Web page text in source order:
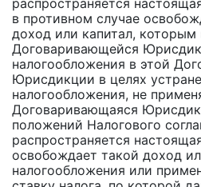
распространяется
в противном случае
доход или капитал, которым
Договаривающейся
налогообложения в этой
Юрисдикции в целях
налогообложения, не
Договаривающаяся
положений Налогового
распространяется
освобождает такой доход
налогообложения или